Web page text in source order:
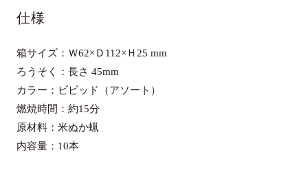
仕様
箱サイズ：Ｗ62×Ｄ112×Ｈ25 mm
ろうそく：長さ 45mm
カラー：ビビッド（アソート）
燃焼時間：約15分
原材料：米ぬか蝋
内容量：10本